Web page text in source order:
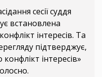
сесії суддя
встановлена
інтересів. Та
підтверджує,
інтересів»